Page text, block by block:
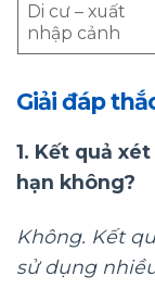
Di cư – xuất
nhập cảnh
Giải đáp
1. Kết quả
hạn không?
Không. Kết
sử dụng